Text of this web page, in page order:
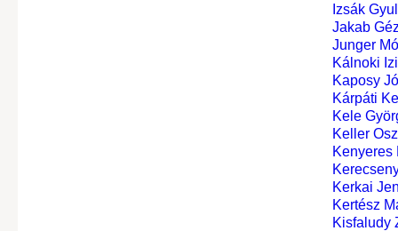
Izsák
Jakab
Junger
Kálnoki
Kaposy
Kárpáti
Kele
Keller
Kenyeres
Kerkai
Kertész
Kisfaludy